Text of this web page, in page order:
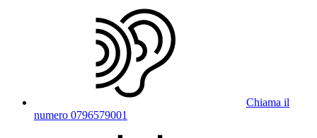
Chiama il
numero 0796579001